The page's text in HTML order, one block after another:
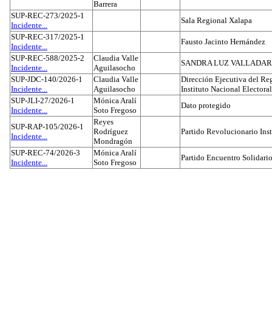
Barrera
SUP-REC-273/2025-1
Incidente...
Sala Regional Xalapa
SUP-REC-317/2025-1
Incidente...
Fausto Jacinto Hernández
SUP-REC-588/2025-2
Incidente...
Claudia Valle
Aguilasocho
SANDRA LUZ
SUP-JDC-140/2026-1
Incidente...
Claudia Valle
Aguilasocho
Dirección Ejecutiva del
Instituto Nacional Electoral
SUP-JLI-27/2026-1
Incidente...
Mónica Aralí
Soto Fregoso
Dato protegido
SUP-RAP-105/2026-1
Incidente...
Reyes
Rodríguez
Mondragón
Partido Revolucionario
SUP-REC-74/2026-3
Incidente...
Mónica Aralí
Soto Fregoso
Partido Encuentro